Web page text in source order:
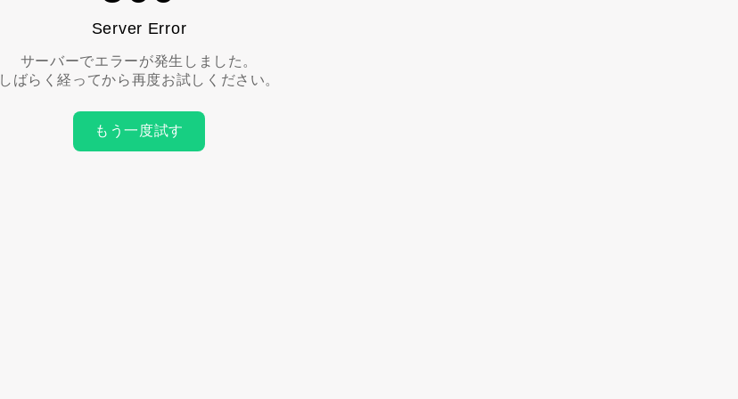
Server Error
サーバーでエラーが発生しました。
しばらく経ってから再度お試しください。
もう一度試す